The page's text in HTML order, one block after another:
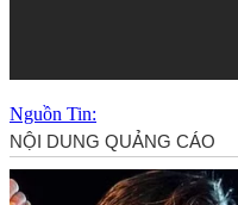
Nguồn Tin: